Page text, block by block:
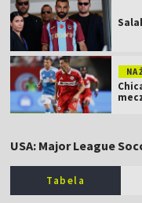
NA
USA: Major League
Tabela